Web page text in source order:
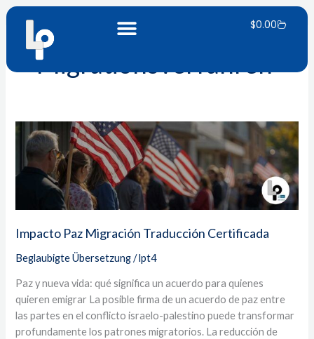
Zum
springen
$0.00
Migrationsverfahren
Impacto Paz Migración Traducción Certificada
Beglaubigte Übersetzung/lpt4
Paz y nueva vida: qué significa un acuerdo para quienes
quieren emigrar La posible firma de un acuerdo de paz entre
las partes en el conflicto israelo-palestino puede transformar
profundamente los patrones migratorios. La reducción de
Impacto
Paz
Migración
Traducción
Certificada